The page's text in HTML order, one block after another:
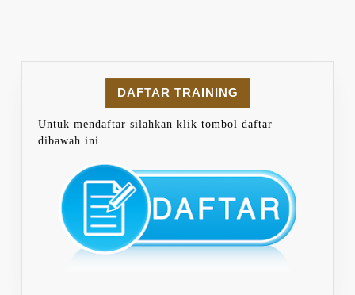
DAFTAR TRAINING
Untuk mendaftar silahkan klik tombol daftar
dibawah ini.